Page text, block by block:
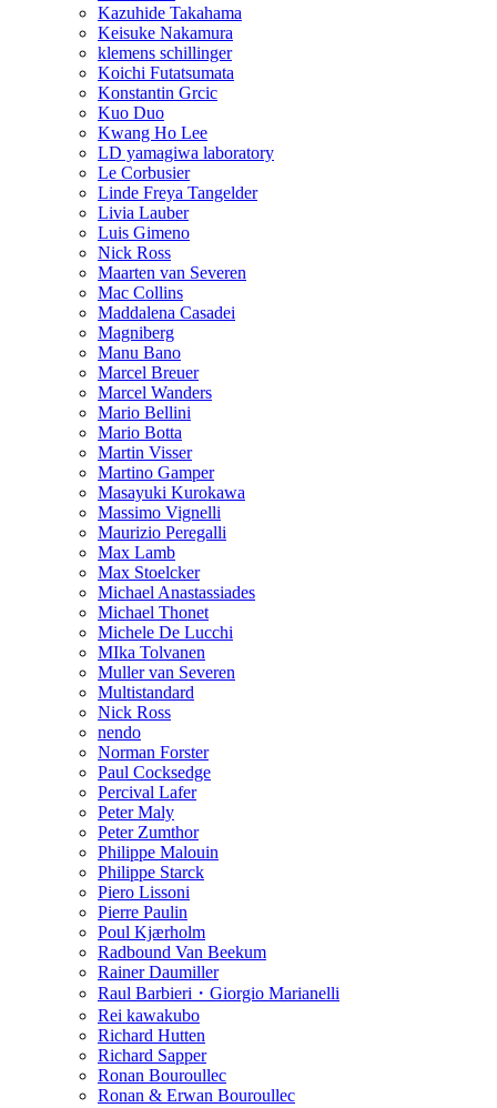
Kazuhide Takahama
Keisuke Nakamura
klemens schillinger
Koichi Futatsumata
Konstantin Grcic
Kuo Duo
Kwang Ho Lee
LD yamagiwa laboratory
Le Corbusier
Linde Freya Tangelder
Livia Lauber
Luis Gimeno
Nick Ross
Maarten van Severen
Mac Collins
Maddalena Casadei
Magniberg
Manu Bano
Marcel Breuer
Marcel Wanders
Mario Bellini
Mario Botta
Martin Visser
Martino Gamper
Masayuki Kurokawa
Massimo Vignelli
Maurizio Peregalli
Max Lamb
Max Stoelcker
Michael Anastassiades
Michael Thonet
Michele De Lucchi
MIka Tolvanen
Muller van Severen
Multistandard
Nick Ross
nendo
Norman Forster
Paul Cocksedge
Percival Lafer
Peter Maly
Peter Zumthor
Philippe Malouin
Philippe Starck
Piero Lissoni
Pierre Paulin
Poul Kjærholm
Radbound Van Beekum
Rainer Daumiller
Raul Barbieri・Giorgio Marianelli
Rei kawakubo
Richard Hutten
Richard Sapper
Ronan Bouroullec
Ronan & Erwan Bouroullec